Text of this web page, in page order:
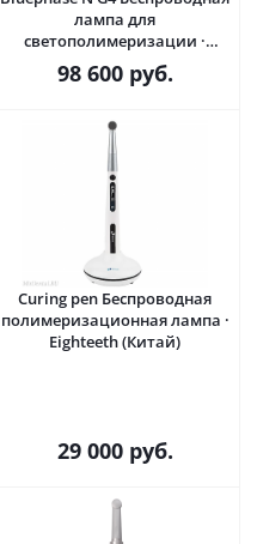
лампа для
светополимеризации ·
Ivoclar Vivadent
98 600руб.
Curing pen Беспроводная
полимеризационная лампа ·
Eighteeth (Китай)
29 000руб.